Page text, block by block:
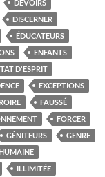
DEVOIRS
DISCERNER
ÉDUCATEURS
ENFANTS
D'ESPRIT
EXCEPTIONS
FAUSSÉ
FORCER
GÉNITEURS
GENRE
ILLIMITÉE